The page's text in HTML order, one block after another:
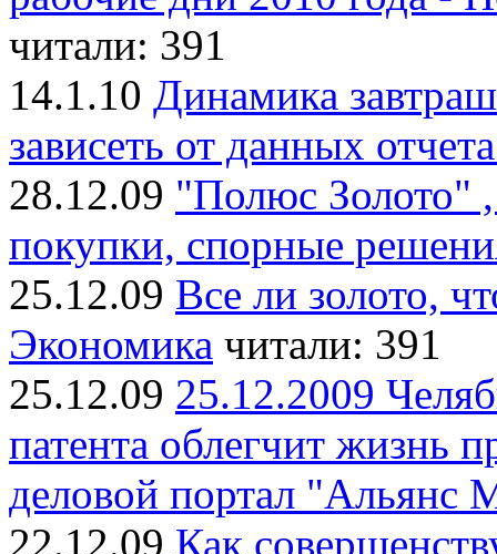
читали: 391
14.1.10 Динамика
зависеть от данных
28.12.09 "Полюс Золото"
покупки, спорные
25.12.09 Все ли золото,
Экономика читали: 391
25.12.09 25.12.2009
патента облегчит жизнь
деловой портал "Альянс
22.12.09 Как